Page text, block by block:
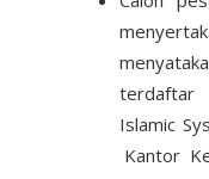
terdaftar
Islamic
Kantor